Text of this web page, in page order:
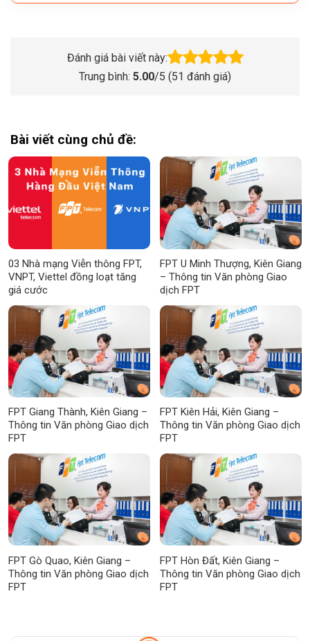
Đánh giá bài viết này:
Trung bình: 5.00/5 (51 đánh giá)
Bài viết cùng chủ đề:
03 Nhà mạng Viễn thông FPT,
VNPT, Viettel đồng loạt tăng
giá cước
FPT U Minh Thượng, Kiên Giang
– Thông tin Văn phòng Giao
dịch FPT
FPT Giang Thành, Kiên Giang –
Thông tin Văn phòng Giao dịch
FPT
FPT Kiên Hải, Kiên Giang –
Thông tin Văn phòng Giao dịch
FPT
FPT Gò Quao, Kiên Giang –
Thông tin Văn phòng Giao dịch
FPT
FPT Hòn Đất, Kiên Giang –
Thông tin Văn phòng Giao dịch
FPT